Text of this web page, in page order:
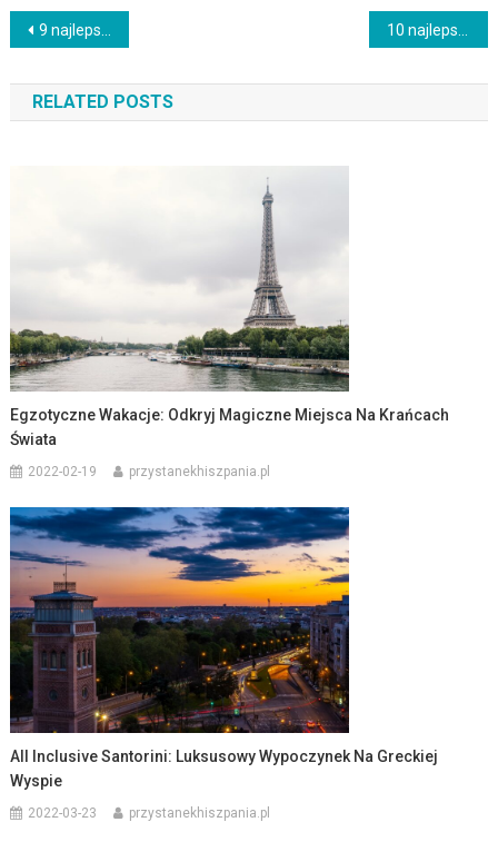
Nawigacja
wpisu
9 najlepszych klubów plażowych w Europie
RELATED POSTS
Egzotyczne Wakacje: Odkryj Magiczne Miejsca Na Krańcach
Świata
2022-02-19 przystanekhiszpania.pl
All Inclusive Santorini: Luksusowy Wypoczynek Na Greckiej
Wyspie
2022-03-23 przystanekhiszpania.pl